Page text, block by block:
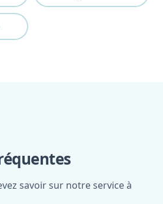
savoir sur notre service à